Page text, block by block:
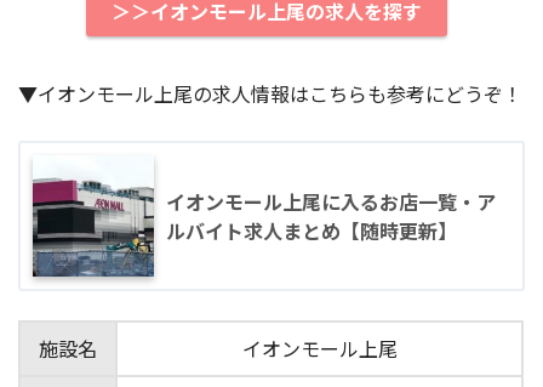
＞＞イオンモール上尾の求人を探す
▼イオンモール上尾の求人情報はこちらも参考にどうぞ！
イオンモール上尾に入るお店一覧・ア
ルバイト求人まとめ【随時更新】
施設名
イオンモール上尾